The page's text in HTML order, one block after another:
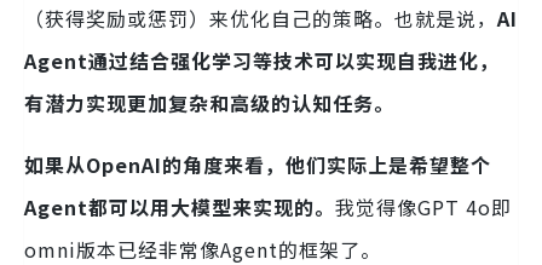
（获得奖励或惩罚）来优化自己的策略。也就是说， AI
Agent通过结合强化学习等技术可以实现自我进化，
有潜力实现更加复杂和高级的认知任务。
如果从OpenAI的角度来看，他们实际上是希望整个
Agent都可以用大模型来实现的。 我觉得像GPT 4o即
omni版本已经非常像Agent的框架了。